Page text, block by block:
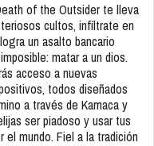
of the Outsider te lleva
cultos, infíltrate en
un asalto bancario
matar a un dios.
acceso a nuevas
todos diseñados
a través de Kamaca y
ser piadoso y usar tus
el mundo. Fiel a la tradición